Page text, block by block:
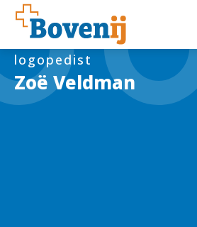
Zoë Veldman
logopedist